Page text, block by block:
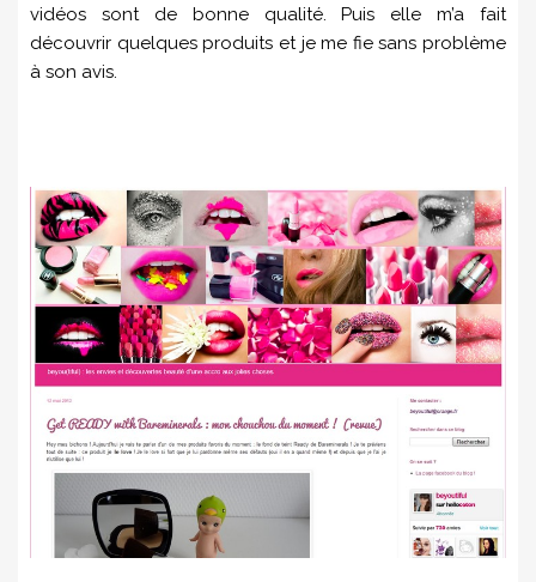
vidéos sont de bonne qualité. Puis elle m’a fait
découvrir quelques produits et je me fie sans problème
à son avis.